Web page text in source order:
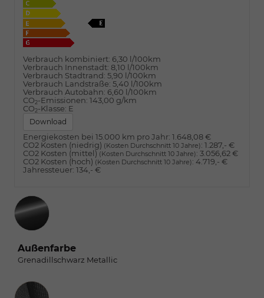
Verbrauch kombiniert: 6,30 l/100km
Verbrauch Innenstadt: 8,10 l/100km
Verbrauch Stadtrand: 5,90 l/100km
Verbrauch Landstraße: 5,40 l/100km
Verbrauch Autobahn: 6,60 l/100km
CO2-Emissionen: 143,00 g/km
CO2-Klasse: E
Download
Energiekosten bei 15.000 km pro Jahr: 1.648,08 €
CO2 Kosten (niedrig) (Kosten Durchschnitt 10 Jahre): 1.287,- €
CO2 Kosten (mittel) (Kosten Durchschnitt 10 Jahre): 3.056,62 €
CO2 Kosten (hoch) (Kosten Durchschnitt 10 Jahre): 4.719,- €
Jahressteuer: 134,- €
Außenfarbe
Grenadillschwarz Metallic
Innenausstattung